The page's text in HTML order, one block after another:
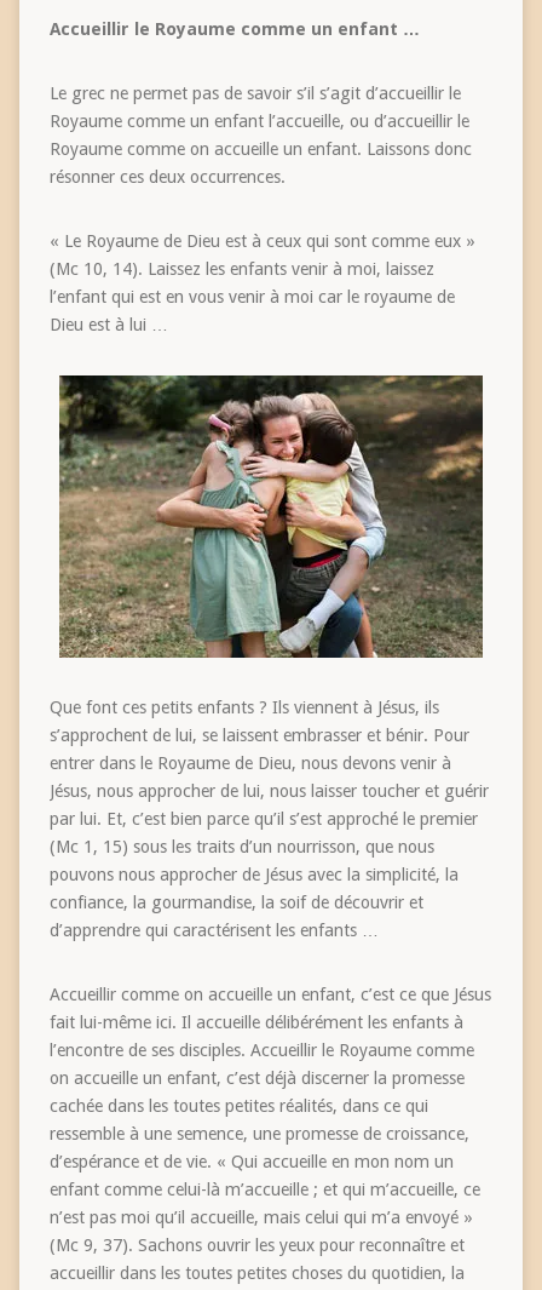
Accueillir le Royaume comme un enfant …
Le grec ne permet pas de savoir s’il s’agit d’accueillir le
Royaume comme un enfant l’accueille, ou d’accueillir le
Royaume comme on accueille un enfant. Laissons donc
résonner ces deux occurrences.
« Le Royaume de Dieu est à ceux qui sont comme eux »
(Mc 10, 14). Laissez les enfants venir à moi, laissez
l’enfant qui est en vous venir à moi car le royaume de
Dieu est à lui …
Que font ces petits enfants ? Ils viennent à Jésus, ils
s’approchent de lui, se laissent embrasser et bénir. Pour
entrer dans le Royaume de Dieu, nous devons venir à
Jésus, nous approcher de lui, nous laisser toucher et guérir
par lui. Et, c’est bien parce qu’il s’est approché le premier
(Mc 1, 15) sous les traits d’un nourrisson, que nous
pouvons nous approcher de Jésus avec la simplicité, la
confiance, la gourmandise, la soif de découvrir et
d’apprendre qui caractérisent les enfants …
Accueillir comme on accueille un enfant, c’est ce que Jésus
fait lui-même ici. Il accueille délibérément les enfants à
l’encontre de ses disciples. Accueillir le Royaume comme
on accueille un enfant, c’est déjà discerner la promesse
cachée dans les toutes petites réalités, dans ce qui
ressemble à une semence, une promesse de croissance,
d’espérance et de vie. « Qui accueille en mon nom un
enfant comme celui-là m’accueille ; et qui m’accueille, ce
n’est pas moi qu’il accueille, mais celui qui m’a envoyé »
(Mc 9, 37). Sachons ouvrir les yeux pour reconnaître et
accueillir dans les toutes petites choses du quotidien, la